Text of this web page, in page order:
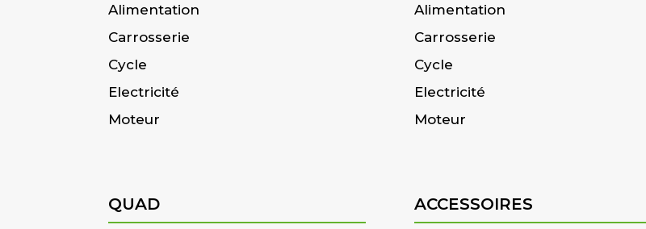
Alimentation
Carrosserie
Cycle
Electricité
Moteur
Alimentation
Carrosserie
Cycle
Electricité
Moteur
QUAD ACCESSOIRES